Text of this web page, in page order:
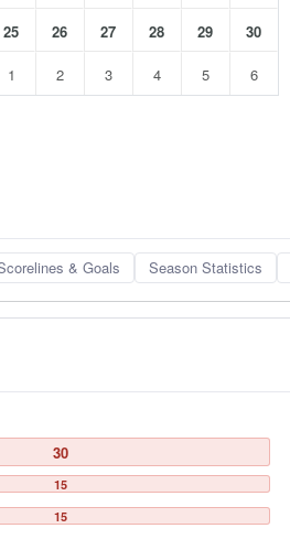
25 26 27 28 29 30
1 2 3 4 5 6
& Goals Season Statistics
30
15
15